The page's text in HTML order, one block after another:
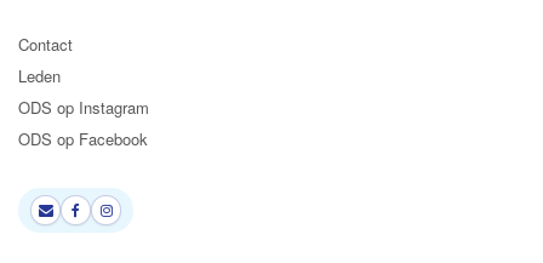
Contact
Leden
ODS op Instagram
ODS op Facebook